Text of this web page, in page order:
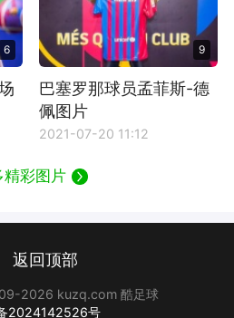
6 9
巴塞罗那球员孟菲斯-德
佩图片
2021-07-20 11:12
精彩图片
返回顶部
2026 kuzq.com 酷足球
2024142526号